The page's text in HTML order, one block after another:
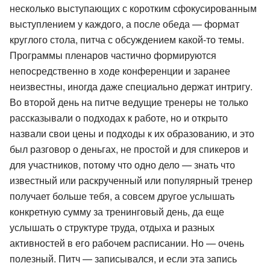
несколько выступающих с коротким сфокусированным
выступлением у каждого, а после обеда — формат
круглого стола, питча с обсуждением какой-то темы.
Программы пленаров частично формируются
непосредственно в ходе конференции и заранее
неизвестны, иногда даже специально держат интригу.
Во второй день на питче ведущие тренеры не только
рассказывали о подходах к работе, но и открыто
назвали свои цены и подходы к их образованию, и это
был разговор о деньгах, не простой и для спикеров и
для участников, потому что одно дело — знать что
известный или раскрученный или популярный тренер
получает больше тебя, а совсем другое услышать
конкретную сумму за тренинговый день, да еще
услышать о структуре труда, отдыха и разных
активностей в его рабочем расписании. Но — очень
полезный. Питч — записывался, и если эта запись